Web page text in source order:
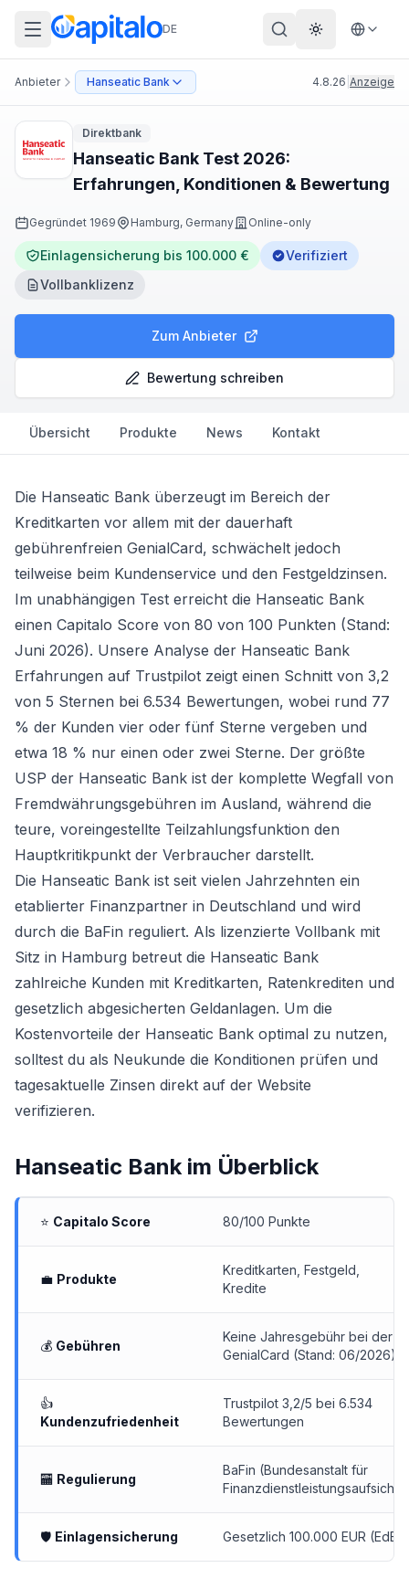
DE Theme
Anbieter Hanseatic Bank 4.8.26 Anzeige
Direktbank
Hanseatic Bank Test 2026:
Erfahrungen, Konditionen & Bewertung
Gegründet 1969 Hamburg, Germany Online-only
Einlagensicherung bis 100.000 €
Verifiziert
Vollbanklizenz
Zum Anbieter
Bewertung schreiben
Übersicht Produkte News Kontakt
Die Hanseatic Bank überzeugt im Bereich der
Kreditkarten vor allem mit der dauerhaft
gebührenfreien GenialCard, schwächelt jedoch
teilweise beim Kundenservice und den Festgeldzinsen.
Im unabhängigen Test erreicht die Hanseatic Bank
einen Capitalo Score von 80 von 100 Punkten (Stand:
Juni 2026). Unsere Analyse der Hanseatic Bank
Erfahrungen auf Trustpilot zeigt einen Schnitt von 3,2
von 5 Sternen bei 6.534 Bewertungen, wobei rund 77
% der Kunden vier oder fünf Sterne vergeben und
etwa 18 % nur einen oder zwei Sterne. Der größte
USP der Hanseatic Bank ist der komplette Wegfall von
Fremdwährungsgebühren im Ausland, während die
teure, voreingestellte Teilzahlungsfunktion den
Hauptkritikpunkt der Verbraucher darstellt.
Die Hanseatic Bank ist seit vielen Jahrzehnten ein
etablierter Finanzpartner in Deutschland und wird
durch die BaFin reguliert. Als lizenzierte Vollbank mit
Sitz in Hamburg betreut die Hanseatic Bank
zahlreiche Kunden mit Kreditkarten, Ratenkrediten und
gesetzlich abgesicherten Geldanlagen. Um die
Kostenvorteile der Hanseatic Bank optimal zu nutzen,
solltest du als Neukunde die Konditionen prüfen und
tagesaktuelle Zinsen direkt auf der Website
verifizieren.
Hanseatic Bankim Überblick
⭐ Capitalo Score 80/100 Punkte
💼 Produkte
Kreditkarten Festgeld
Kredite
💰 Gebühren
Keine Jahresgebühr bei der
GenialCard (Stand: 06/2026)
👍
Kundenzufriedenheit
Trustpilot 3,2/5 bei 6.534
Bewertungen
🏧 Regulierung
BaFin (Bundesanstalt für
Finanzdienstleistungsaufsicht)
🛡 Einlagensicherung Gesetzlich 100.000 EUR (EdB)